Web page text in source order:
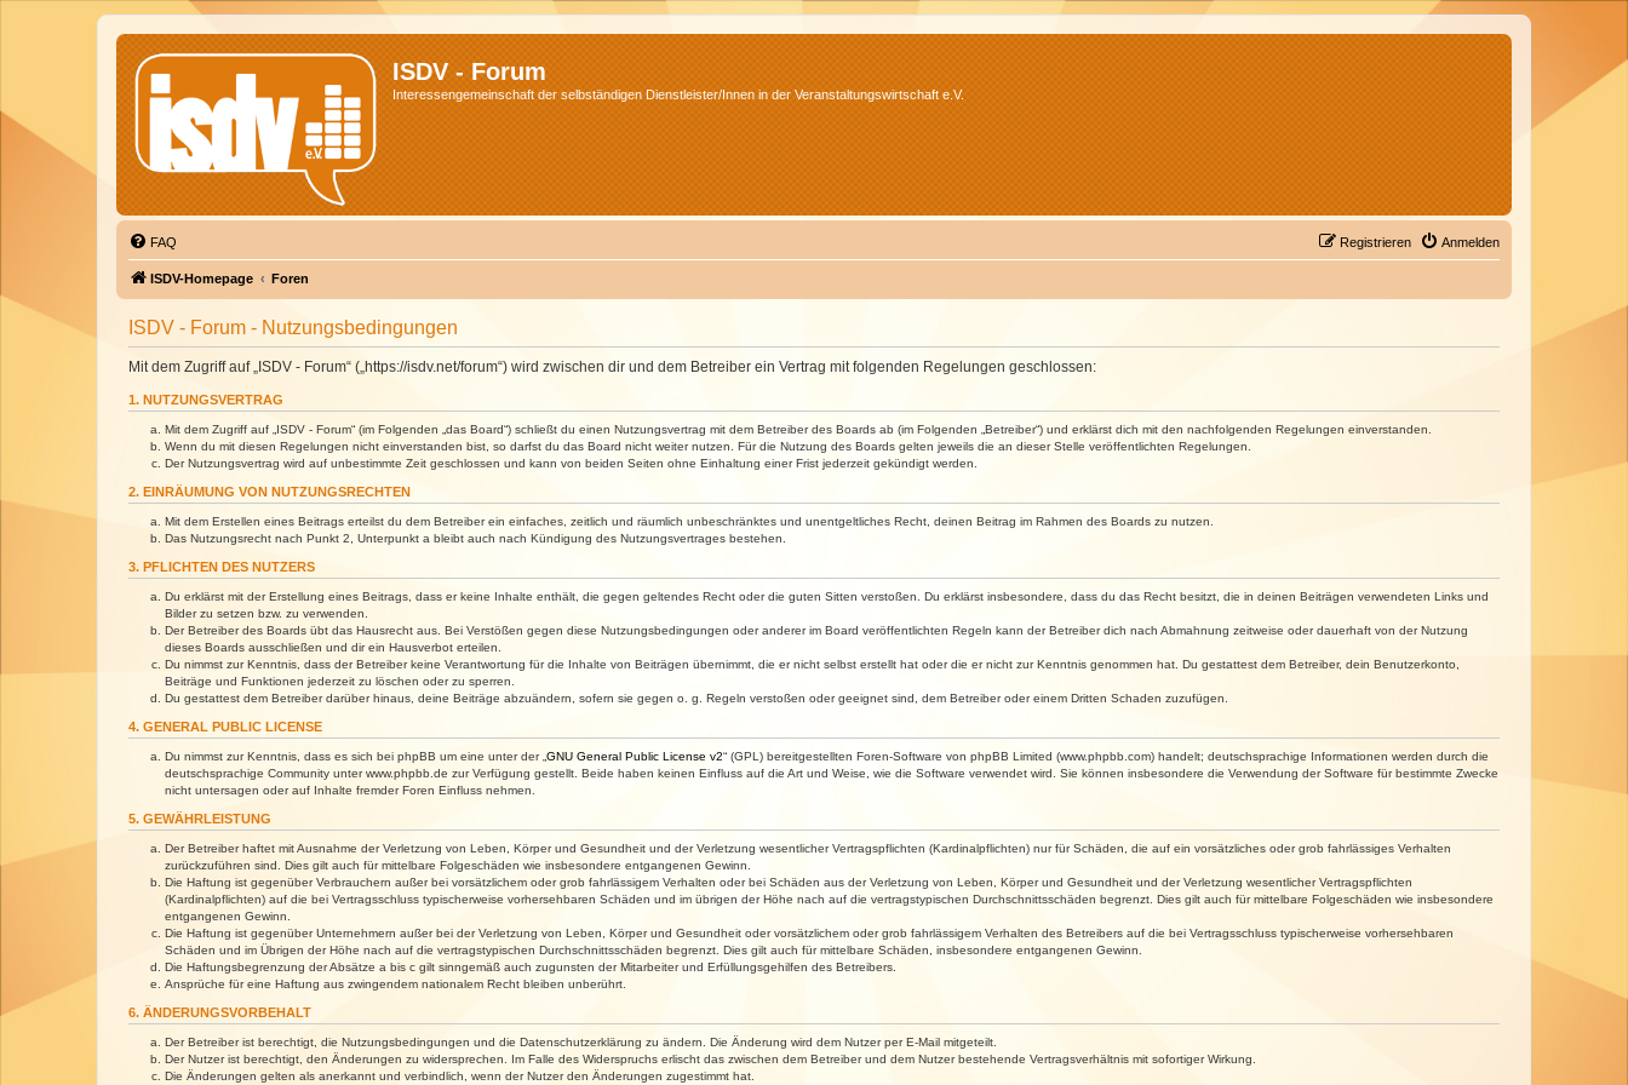
ISDV - Forum
Interessengemeinschaft der selbständigen Dienstleister/Innen in der Veranstaltungswirtschaft e.V.
FAQ Anmelden
Registrieren
ISDV-Homepage Foren
ISDV - Forum - Nutzungsbedingungen
Mit dem Zugriff auf „ISDV - Forum“ („https://isdv.net/forum“) wird zwischen dir und dem Betreiber ein Vertrag mit folgenden Regelungen geschlossen:
1. NUTZUNGSVERTRAG
Mit dem Zugriff auf „ISDV - Forum“ (im Folgenden „das Board“) schließt du einen Nutzungsvertrag mit dem Betreiber des Boards ab (im Folgenden „Betreiber“) und erklärst dich mit den nachfolgenden Regelungen einverstanden.
Wenn du mit diesen Regelungen nicht einverstanden bist, so darfst du das Board nicht weiter nutzen. Für die Nutzung des Boards gelten jeweils die an dieser Stelle veröffentlichten Regelungen.
Der Nutzungsvertrag wird auf unbestimmte Zeit geschlossen und kann von beiden Seiten ohne Einhaltung einer Frist jederzeit gekündigt werden.
2. EINRÄUMUNG VON NUTZUNGSRECHTEN
Mit dem Erstellen eines Beitrags erteilst du dem Betreiber ein einfaches, zeitlich und räumlich unbeschränktes und unentgeltliches Recht, deinen Beitrag im Rahmen des Boards zu nutzen.
Das Nutzungsrecht nach Punkt 2, Unterpunkt a bleibt auch nach Kündigung des Nutzungsvertrages bestehen.
3. PFLICHTEN DES NUTZERS
Du erklärst mit der Erstellung eines Beitrags, dass er keine Inhalte enthält, die gegen geltendes Recht oder die guten Sitten verstoßen. Du erklärst insbesondere, dass du das Recht besitzt, die in deinen Beiträgen verwendeten Links und
Bilder zu setzen bzw. zu verwenden.
Der Betreiber des Boards übt das Hausrecht aus. Bei Verstößen gegen diese Nutzungsbedingungen oder anderer im Board veröffentlichten Regeln kann der Betreiber dich nach Abmahnung zeitweise oder dauerhaft von der Nutzung
dieses Boards ausschließen und dir ein Hausverbot erteilen.
Du nimmst zur Kenntnis, dass der Betreiber keine Verantwortung für die Inhalte von Beiträgen übernimmt, die er nicht selbst erstellt hat oder die er nicht zur Kenntnis genommen hat. Du gestattest dem Betreiber, dein Benutzerkonto,
Beiträge und Funktionen jederzeit zu löschen oder zu sperren.
Du gestattest dem Betreiber darüber hinaus, deine Beiträge abzuändern, sofern sie gegen o. g. Regeln verstoßen oder geeignet sind, dem Betreiber oder einem Dritten Schaden zuzufügen.
4. GENERAL PUBLIC LICENSE
Du nimmst zur Kenntnis, dass es sich bei phpBB um eine unter der „ GNU General Public License v2“ (GPL) bereitgestellten Foren-Software von phpBB Limited (www.phpbb.com) handelt; deutschsprachige Informationen werden durch die
deutschsprachige Community unter www.phpbb.de zur Verfügung gestellt. Beide haben keinen Einfluss auf die Art und Weise, wie die Software verwendet wird. Sie können insbesondere die Verwendung der Software für bestimmte Zwecke
nicht untersagen oder auf Inhalte fremder Foren Einfluss nehmen.
5. GEWÄHRLEISTUNG
Der Betreiber haftet mit Ausnahme der Verletzung von Leben, Körper und Gesundheit und der Verletzung wesentlicher Vertragspflichten (Kardinalpflichten) nur für Schäden, die auf ein vorsätzliches oder grob fahrlässiges Verhalten
zurückzuführen sind. Dies gilt auch für mittelbare Folgeschäden wie insbesondere entgangenen Gewinn.
Die Haftung ist gegenüber Verbrauchern außer bei vorsätzlichem oder grob fahrlässigem Verhalten oder bei Schäden aus der Verletzung von Leben, Körper und Gesundheit und der Verletzung wesentlicher Vertragspflichten
(Kardinalpflichten) auf die bei Vertragsschluss typischerweise vorhersehbaren Schäden und im übrigen der Höhe nach auf die vertragstypischen Durchschnittsschäden begrenzt. Dies gilt auch für mittelbare Folgeschäden wie insbesondere
entgangenen Gewinn.
Die Haftung ist gegenüber Unternehmern außer bei der Verletzung von Leben, Körper und Gesundheit oder vorsätzlichem oder grob fahrlässigem Verhalten des Betreibers auf die bei Vertragsschluss typischerweise vorhersehbaren
Schäden und im Übrigen der Höhe nach auf die vertragstypischen Durchschnittsschäden begrenzt. Dies gilt auch für mittelbare Schäden, insbesondere entgangenen Gewinn.
Die Haftungsbegrenzung der Absätze a bis c gilt sinngemäß auch zugunsten der Mitarbeiter und Erfüllungsgehilfen des Betreibers.
Ansprüche für eine Haftung aus zwingendem nationalem Recht bleiben unberührt.
6. ÄNDERUNGSVORBEHALT
Der Betreiber ist berechtigt, die Nutzungsbedingungen und die Datenschutzerklärung zu ändern. Die Änderung wird dem Nutzer per E-Mail mitgeteilt.
Der Nutzer ist berechtigt, den Änderungen zu widersprechen. Im Falle des Widerspruchs erlischt das zwischen dem Betreiber und dem Nutzer bestehende Vertragsverhältnis mit sofortiger Wirkung.
Die Änderungen gelten als anerkannt und verbindlich, wenn der Nutzer den Änderungen zugestimmt hat.